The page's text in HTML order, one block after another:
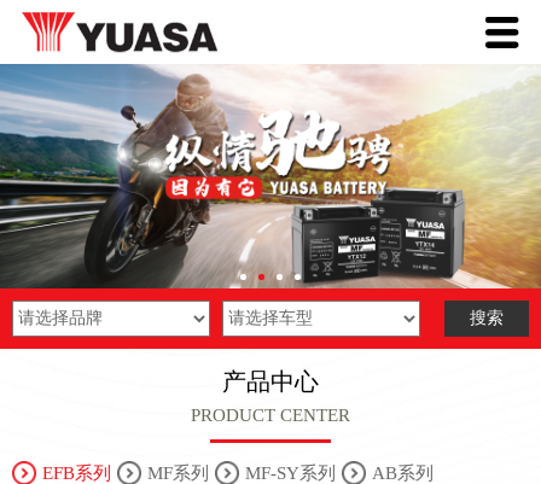
产品中心
PRODUCT CENTER
EFB系列 MF系列 MF-SY系列
AB系列